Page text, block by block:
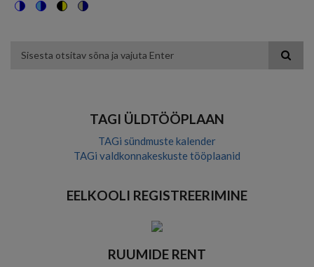
color
high
soft
theme
TAGI ÜLDTÖÖPLAAN
TAGi sündmuste kalender
TAGi valdkonnakeskuste tööplaanid
EELKOOLI REGISTREERIMINE
RUUMIDE RENT